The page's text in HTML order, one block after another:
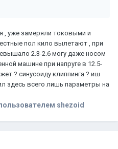
, уже замеряли токовыми и
пол кило вылетают , при
2.3-2.6 могу даже носом
машине при напруге в 12.5-
? синусоиду клиппинга ? иш
здесь всего лишь параметры на
shezoid